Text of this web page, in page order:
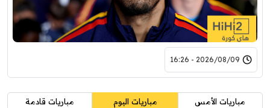
2026/08/09 - 16:26
مباريات الأمس مباريات اليوم مباريات قادمة